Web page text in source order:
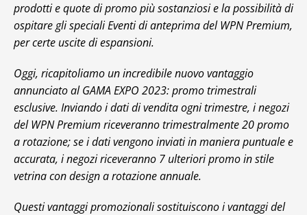
prodotti e quote di promo più sostanziosi e la possibilità di
ospitare gli speciali Eventi di anteprima del WPN Premium,
per certe uscite di espansioni.
Oggi, ricapitoliamo un incredibile nuovo vantaggio
annunciato al GAMA EXPO 2023: promo trimestrali
esclusive. Inviando i dati di vendita ogni trimestre, i negozi
del WPN Premium riceveranno trimestralmente 20 promo
a rotazione; se i dati vengono inviati in maniera puntuale e
accurata, i negozi riceveranno 7 ulteriori promo in stile
vetrina con design a rotazione annuale.
Questi vantaggi promozionali sostituiscono i vantaggi del